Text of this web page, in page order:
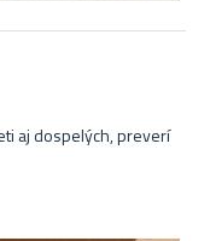
aj dospelých, preverí